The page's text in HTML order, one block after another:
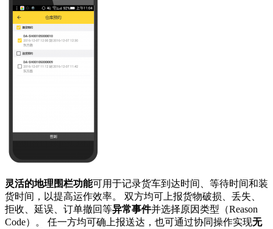
灵活的地理围栏功能可用于记录货车到达时间、等待时间和装
货时间，以提高运作效率。 双方均可上报货物破损、丢失、
拒收、延误、订单撤回等异常事件并选择原因类型（Reason
Code）。 任一方均可确上报送达，也可通过协同操作实现无